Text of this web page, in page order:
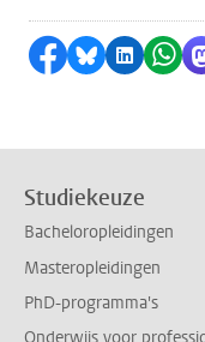
Delen op
Delen via
Delen
Studiekeuze
Bacheloropleidingen
Masteropleidingen
PhD-programma's